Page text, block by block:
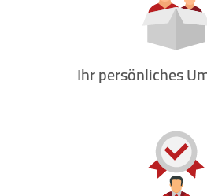
Ihr persönliches